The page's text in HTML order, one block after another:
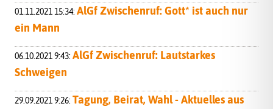
01.11.2021 15:34: AlGf Zwischenruf: Gott* ist auch nur
ein Mann
06.10.2021 9:43: AlGf Zwischenruf: Lautstarkes
Schweigen
29.09.2021 9:26: Tagung, Beirat, Wahl - Aktuelles aus